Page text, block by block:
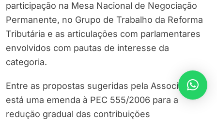
participação na Mesa Nacional de Negociação
Permanente, no Grupo de Trabalho da Reforma
Tributária e as articulações com parlamentares
envolvidos com pautas de interesse da
categoria.
Entre as propostas sugeridas pela Associação,
está uma emenda à PEC 555/2006 para a
redução gradual das contribuições